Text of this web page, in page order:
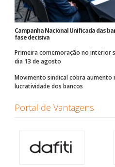
Campanha Nacional Unificada das
fase decisiva
Primeira comemoração no interior
dia 13 de agosto
Movimento sindical cobra aumento
lucratividade dos bancos
Portal de Vantagens